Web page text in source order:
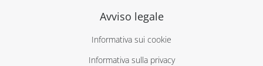
Avviso legale
Informativa sui cookie
Informativa sulla privacy